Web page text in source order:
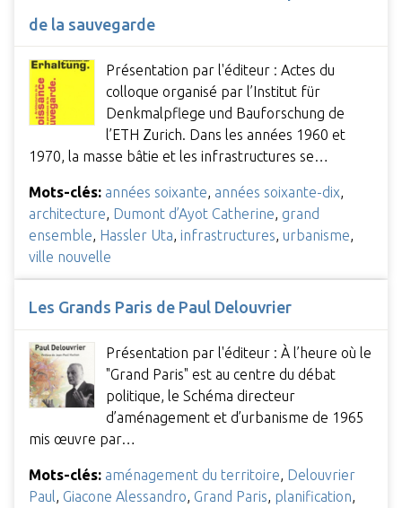
de la sauvegarde
Présentation par l'éditeur : Actes du
colloque organisé par l’Institut für
Denkmalpflege und Bauforschung de
l’ETH Zurich. Dans les années 1960 et
1970, la masse bâtie et les infrastructures se…
Mots-clés: années soixante, années soixante-dix,
architecture, Dumont d’Ayot Catherine, grand
ensemble, Hassler Uta, infrastructures, urbanisme,
ville nouvelle
Les Grands Paris de Paul Delouvrier
Présentation par l'éditeur : À l’heure où le
"Grand Paris" est au centre du débat
politique, le Schéma directeur
d’aménagement et d’urbanisme de 1965
mis œuvre par…
Mots-clés: aménagement du territoire, Delouvrier
Paul, Giacone Alessandro, Grand Paris, planification,